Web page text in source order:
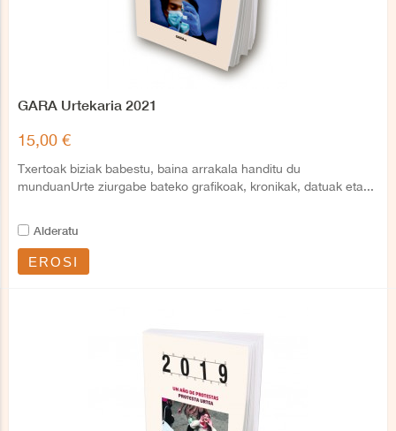
GARA Urtekaria 2021
15,00 €
Txertoak biziak babestu, baina arrakala handitu du
munduanUrte ziurgabe bateko grafikoak, kronikak, datuak eta...
Alderatu
EROSI